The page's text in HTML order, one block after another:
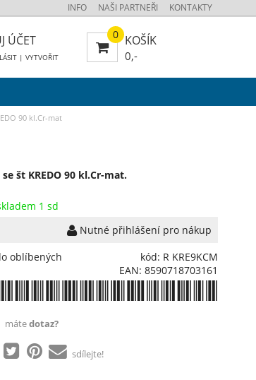
90 kl.Cr-mat
št KREDO 90 kl.Cr-mat.
1 sd
Nutné přihlášení pro nákup
kód: R KRE9KCM
EAN: 8590718703161
oblíbených
mátedotaz?
sdílejte!
INFO NAŠI PARTNEŘI KONTAKTY
0 KOŠÍK
0,-
ÚČET
| VYTVOŘIT